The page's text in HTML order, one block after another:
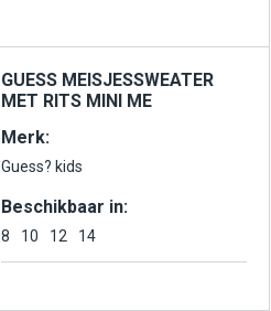
GUESS MEISJESSWEATER
MET RITS MINI ME
Merk:
Guess? kids
Beschikbaar in:
8 10 12 14